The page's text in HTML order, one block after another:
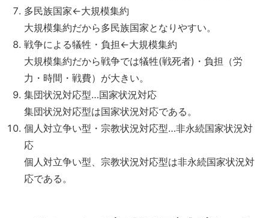
多民族国家←大規模集約
大規模集約だから多民族国家となりやすい。
戦争による犠牲・負担←大規模集約
大規模集約だから戦争では犠牲(戦死者)・負担（労
力・時間・戦費）が大きい。
集団状況対応型…国家状況対応
集団状況対応型は国家状況対応である。
個人対立争い型・宗教状況対応型…非永続国家状況対
応
個人対立争い型、宗教状況対応型は非永続国家状況対
応である。